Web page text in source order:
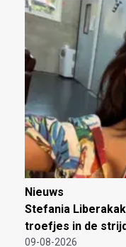
Nieuws
Stefania
troefjes in de
09-08-2026